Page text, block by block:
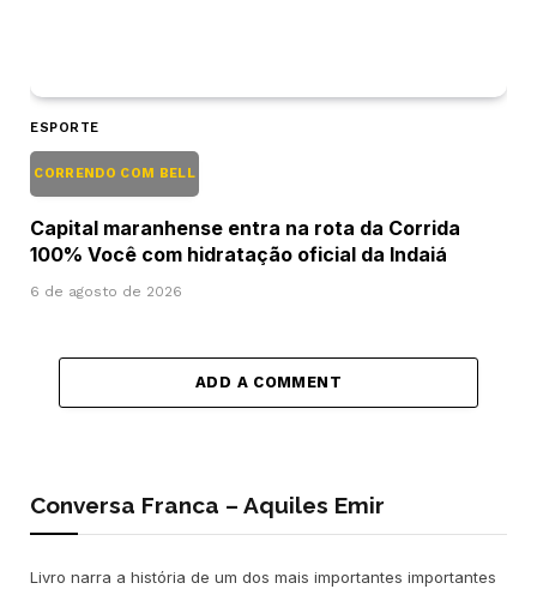
ESPORTE
CORRENDO COM BELL
Capital maranhense entra na rota da Corrida
100% Você com hidratação oficial da Indaiá
6 de agosto de 2026
ADD A COMMENT
Conversa Franca – Aquiles Emir
Livro narra a história de um dos mais importantes importantes